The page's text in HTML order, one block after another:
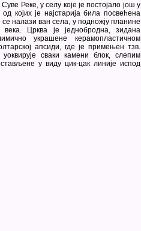
Реке, у селу које је постојало још у
којих је најстарија била посвећена
налази ван села, у подножју планине
Црква је једнобродна, зидана
украшене керамопластичном
апсиди, где је примењен тзв.
сваки камени блок, слепим
у виду цик-цак линије испод